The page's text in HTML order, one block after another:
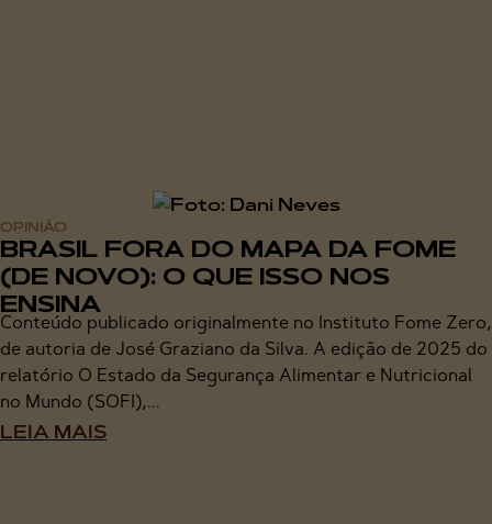
OPINIÃO
BRASIL FORA DO MAPA DA FOME
(DE NOVO): O QUE ISSO NOS
ENSINA
Conteúdo publicado originalmente no Instituto Fome Zero,
de autoria de José Graziano da Silva. A edição de 2025 do
relatório O Estado da Segurança Alimentar e Nutricional
no Mundo (SOFI),...
LEIA MAIS